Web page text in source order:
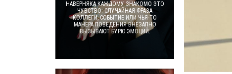
НАВЕРНЯКА КАЖДОМУ ЗНАКОМО ЭТО
ЧУВСТВО: СЛУЧАЙНАЯ ФРАЗА
КОЛЛЕГИ, СОБЫТИЕ ИЛИ ЧЬЯ-ТО
МАНЕРА ПОВЕДЕНИЯ ВНЕЗАПНО
ВЫЗЫВАЮТ БУРЮ ЭМОЦИЙ.